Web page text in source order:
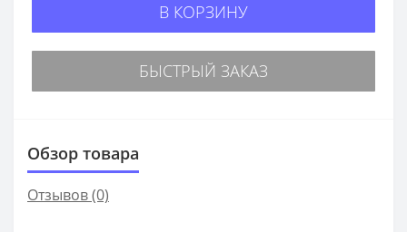
В КОРЗИНУ
БЫСТРЫЙ ЗАКАЗ
Обзор товара
Отзывов (0)